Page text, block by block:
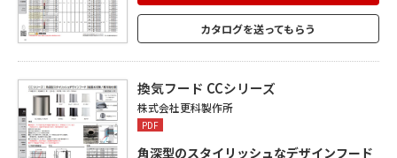
カタログを送ってもらう
換気フード CCシリーズ
株式会社更科製作所
PDF
角深型のスタイリッシュなデザインフード